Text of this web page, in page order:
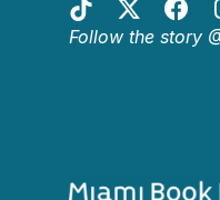
Follow the story